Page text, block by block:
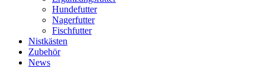
Hundefutter
Nagerfutter
Fischfutter
Nistkästen
Zubehör
News